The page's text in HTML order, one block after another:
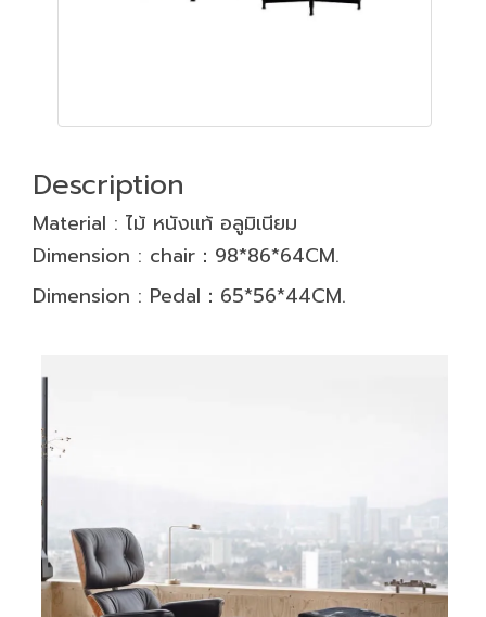
Description
Material : ไม้ หนังเเท้ อลูมิเนียม
Dimension : chair：98*86*64CM.
Dimension : Pedal：65*56*44CM.